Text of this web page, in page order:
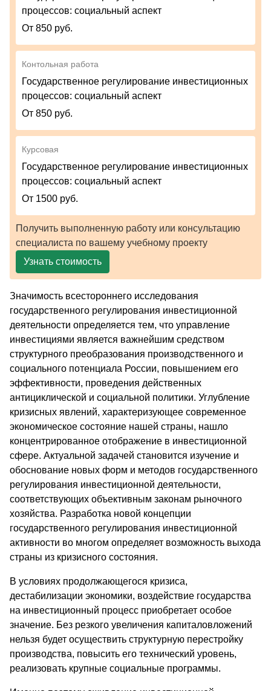
процессов: социальный аспект
От 850 руб.
Контольная работа
Государственное регулирование инвестиционных
процессов: социальный аспект
От 850 руб.
Курсовая
Государственное регулирование инвестиционных
процессов: социальный аспект
От 1500 руб.
Получить выполненную работу или консультацию
специалиста по вашему учебному проекту
Узнать стоимость
Значимость всестороннего исследования
государственного регулирования инвестиционной
деятельности определяется тем, что управление
инвестициями является важнейшим средством
структурного преобразования производственного и
социального потенциала России, повышением его
эффективности, проведения действенных
антициклической и социальной политики. Углубление
кризисных явлений, характеризующее современное
экономическое состояние нашей страны, нашло
концентрированное отображение в инвестиционной
сфере. Актуальной задачей становится изучение и
обоснование новых форм и методов государственного
регулирования инвестиционной деятельности,
соответствующих объективным законам рыночного
хозяйства. Разработка новой концепции
государственного регулирования инвестиционной
активности во многом определяет возможность выхода
страны из кризисного состояния.
В условиях продолжающегося кризиса,
дестабилизации экономики, воздействие государства
на инвестиционный процесс приобретает особое
значение. Без резкого увеличения капиталовложений
нельзя будет осуществить структурную перестройку
производства, повысить его технический уровень,
реализовать крупные социальные программы.